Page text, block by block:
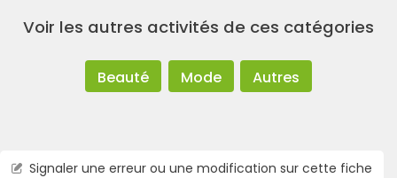
Voir les autres activités de ces catégories
Beauté Mode Autres
Signaler une erreur ou une modification sur cette fiche